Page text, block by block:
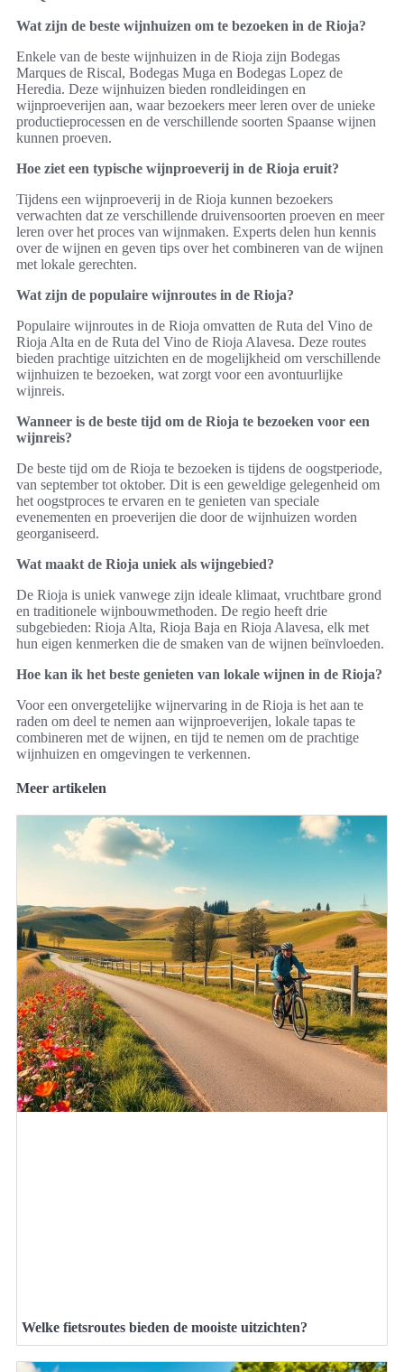
Wat zijn de beste wijnhuizen om te bezoeken in de Rioja?
Enkele van de beste wijnhuizen in de Rioja zijn Bodegas
Marques de Riscal, Bodegas Muga en Bodegas Lopez de
Heredia. Deze wijnhuizen bieden rondleidingen en
wijnproeverijen aan, waar bezoekers meer leren over de unieke
productieprocessen en de verschillende soorten Spaanse wijnen
kunnen proeven.
Hoe ziet een typische wijnproeverij in de Rioja eruit?
Tijdens een wijnproeverij in de Rioja kunnen bezoekers
verwachten dat ze verschillende druivensoorten proeven en meer
leren over het proces van wijnmaken. Experts delen hun kennis
over de wijnen en geven tips over het combineren van de wijnen
met lokale gerechten.
Wat zijn de populaire wijnroutes in de Rioja?
Populaire wijnroutes in de Rioja omvatten de Ruta del Vino de
Rioja Alta en de Ruta del Vino de Rioja Alavesa. Deze routes
bieden prachtige uitzichten en de mogelijkheid om verschillende
wijnhuizen te bezoeken, wat zorgt voor een avontuurlijke
wijnreis.
Wanneer is de beste tijd om de Rioja te bezoeken voor een
wijnreis?
De beste tijd om de Rioja te bezoeken is tijdens de oogstperiode,
van september tot oktober. Dit is een geweldige gelegenheid om
het oogstproces te ervaren en te genieten van speciale
evenementen en proeverijen die door de wijnhuizen worden
georganiseerd.
Wat maakt de Rioja uniek als wijngebied?
De Rioja is uniek vanwege zijn ideale klimaat, vruchtbare grond
en traditionele wijnbouwmethoden. De regio heeft drie
subgebieden: Rioja Alta, Rioja Baja en Rioja Alavesa, elk met
hun eigen kenmerken die de smaken van de wijnen beïnvloeden.
Hoe kan ik het beste genieten van lokale wijnen in de Rioja?
Voor een onvergetelijke wijnervaring in de Rioja is het aan te
raden om deel te nemen aan wijnproeverijen, lokale tapas te
combineren met de wijnen, en tijd te nemen om de prachtige
wijnhuizen en omgevingen te verkennen.
Meer artikelen
Welke fietsroutes bieden de mooiste uitzichten?